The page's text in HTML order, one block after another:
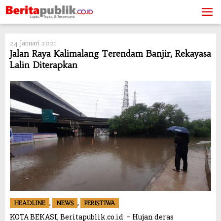
Skip
to
content
24 Januari 2021
Jalan Raya Kalimalang Terendam Banjir, Rekayasa
Lalin Diterapkan
HEADLINE , NEWS , PERISTIWA
KOTA BEKASI, Beritapublik.co.id – Hujan deras